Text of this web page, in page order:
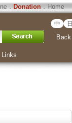
．Donation．Home
中 日
Back
Links